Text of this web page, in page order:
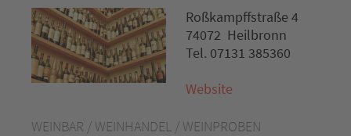
WEINBAR / WEINHANDEL / WEINPROBEN
Roßkampffstraße 4
74072 Heilbronn
Tel. 07131 385360
Website